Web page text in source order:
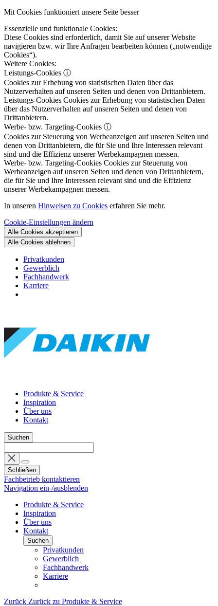
Mit Cookies funktioniert unsere Seite besser
Essenzielle und funktionale Cookies:
Diese Cookies sind erforderlich, damit Sie auf unserer Website
navigieren bzw. wir Ihre Anfragen bearbeiten können („notwendige
Cookies“).
Weitere Cookies:
Leistungs-Cookies ⓘ
Cookies zur Erhebung von statistischen Daten über das
Nutzerverhalten auf unseren Seiten und denen von Drittanbietern.
Leistungs-Cookies Cookies zur Erhebung von statistischen Daten
über das Nutzerverhalten auf unseren Seiten und denen von
Drittanbietern.
Werbe- bzw. Targeting-Cookies ⓘ
Cookies zur Steuerung von Werbeanzeigen auf unseren Seiten und
denen von Drittanbietern, die für Sie und Ihre Interessen relevant
sind und die Effizienz unserer Werbekampagnen messen.
Werbe- bzw. Targeting-Cookies Cookies zur Steuerung von
Werbeanzeigen auf unseren Seiten und denen von Drittanbietern,
die für Sie und Ihre Interessen relevant sind und die Effizienz
unserer Werbekampagnen messen.
In unseren Hinweisen zu Cookies erfahren Sie mehr.
Cookie-Einstellungen ändern
Alle Cookies akzeptieren
Alle Cookies ablehnen
Privatkunden
Gewerblich
Fachhandwerk
Karriere
Produkte & Service
Inspiration
Über uns
Kontakt
Suchen
Schließen
Fachbetrieb kontaktieren
Navigation ein-/ausblenden
Produkte & Service
Inspiration
Über uns
Kontakt
Suchen
Privatkunden
Gewerblich
Fachhandwerk
Karriere
Zurück Zurück zu Produkte & Service